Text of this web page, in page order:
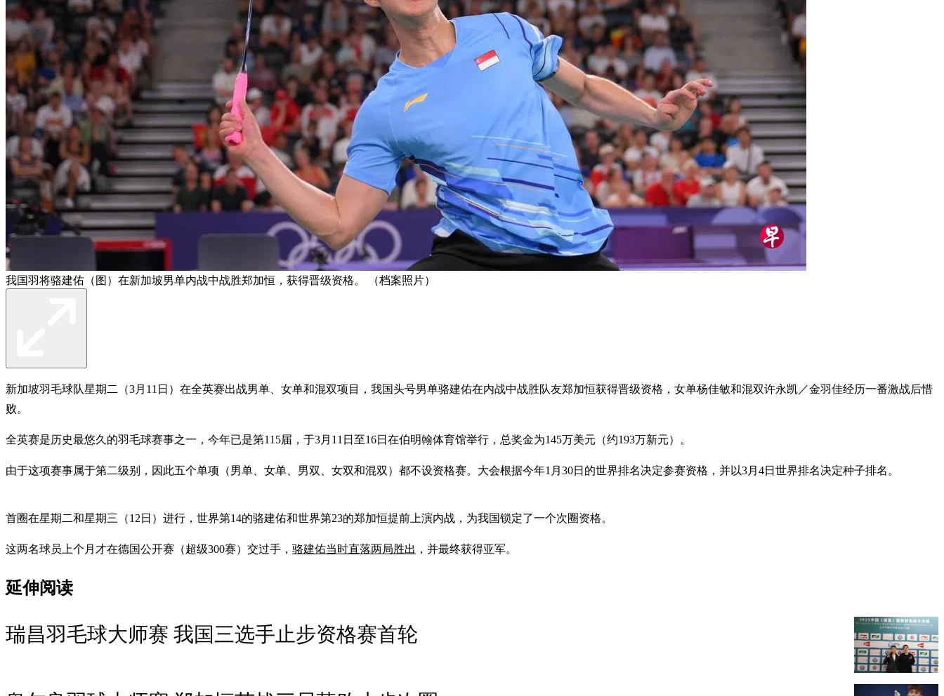
我国羽将骆建佑（图）在新加坡男单内战中战胜郑加恒，获得晋级资格。 （档案照片）
新加坡羽毛球队星期二（3月11日）在全英赛出战男单、女单和混双项目，我国头号男单骆建佑在内战中战胜队友郑加恒获得晋级资格，女单杨佳敏和混双许永凯／金羽佳经历一番激战后惜
败。
全英赛是历史最悠久的羽毛球赛事之一，今年已是第115届，于3月11日至16日在伯明翰体育馆举行，总奖金为145万美元（约193万新元）。
由于这项赛事属于第二级别，因此五个单项（男单、女单、男双、女双和混双）都不设资格赛。大会根据今年1月30日的世界排名决定参赛资格，并以3月4日世界排名决定种子排名。
首圈在星期二和星期三（12日）进行，世界第14的骆建佑和世界第23的郑加恒提前上演内战，为我国锁定了一个次圈资格。
这两名球员上个月才在德国公开赛（超级300赛）交过手， 骆建佑当时直落两局胜出 ，并最终获得亚军。
延伸阅读
瑞昌羽毛球大师赛 我国三选手止步资格赛首轮